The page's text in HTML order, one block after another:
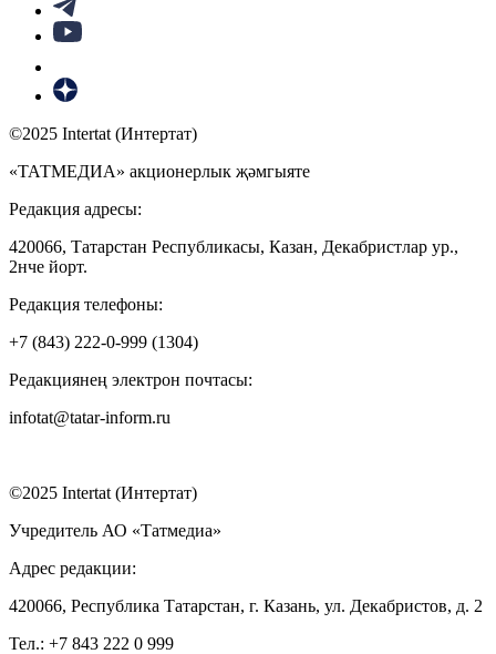
©2025 Intertat (Интертат)
«ТАТМЕДИА» акционерлык җәмгыяте
Редакция адресы:
420066, Татарстан Республикасы, Казан, Декабристлар ур.,
2нче йорт.
Редакция телефоны:
+7 (843) 222-0-999 (1304)
Редакциянең электрон почтасы:
infotat@tatar-inform.ru
©2025 Intertat (Интертат)
Учредитель АО «Татмедиа»
Адрес редакции:
420066, Республика Татарстан, г. Казань, ул. Декабристов, д. 2
Тел.: +7 843 222 0 999